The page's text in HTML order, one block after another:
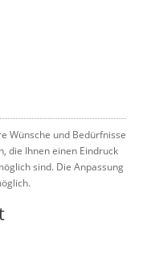
Wünsche und Bedürfnisse
die Ihnen einen Eindruck
sind. Die Anpassung